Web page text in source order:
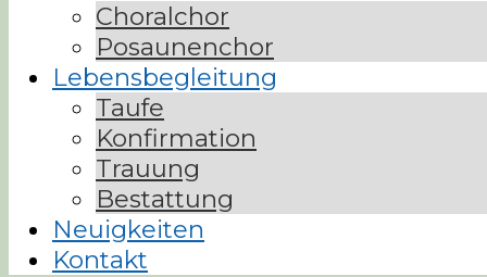
Choralchor
Posaunenchor
Lebensbegleitung
Taufe
Konfirmation
Trauung
Bestattung
Neuigkeiten
Kontakt